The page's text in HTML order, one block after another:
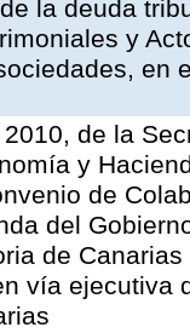
la deuda
y
en
de la
y
de
del
de
vía ejecutiva